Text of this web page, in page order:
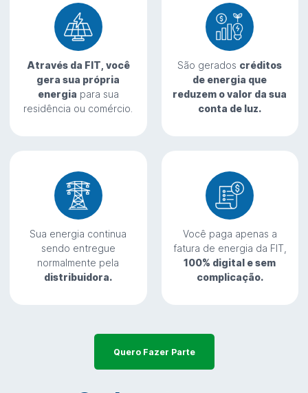
Através da FIT, você
gera sua própria
energia para sua
residência ou comércio.
São gerados créditos
de energia que
reduzem o valor da sua
conta de luz.
Sua energia continua
sendo entregue
normalmente pela
distribuidora.
Você paga apenas a
fatura de energia da FIT,
100% digital e sem
complicação.
Quero Fazer Parte